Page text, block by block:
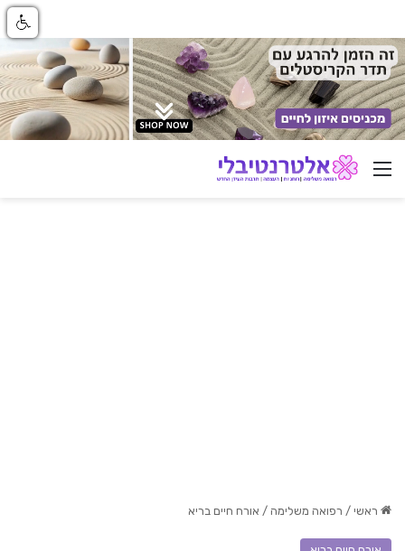
ניווט באתר
ראשי / רפואה משלימה / אורח חיים בריא